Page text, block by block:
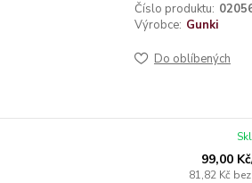
Číslo produktu:
Výrobce: Gunki
Do oblíbených
99,00 Kč
81,82 Kč